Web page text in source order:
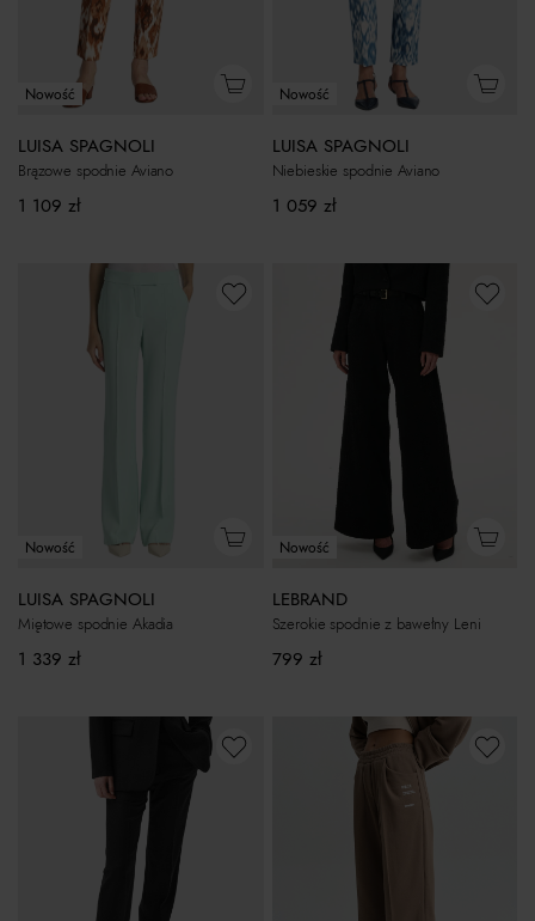
Nowość
LUISA SPAGNOLI
Brązowe spodnie Aviano
1 109 zł
Nowość
LUISA SPAGNOLI
Niebieskie spodnie Aviano
1 059 zł
Nowość
LUISA SPAGNOLI
Miętowe spodnie Akadia
1 339 zł
Nowość
LEBRAND
Szerokie spodnie z bawełny Leni
799 zł